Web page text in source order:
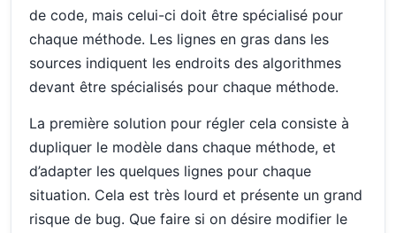
de code, mais celui-ci doit être spécialisé pour
chaque méthode. Les lignes en gras dans les
sources indiquent les endroits des algorithmes
devant être spécialisés pour chaque méthode.
La première solution pour régler cela consiste à
dupliquer le modèle dans chaque méthode, et
d’adapter les quelques lignes pour chaque
situation. Cela est très lourd et présente un grand
risque de bug. Que faire si on désire modifier le